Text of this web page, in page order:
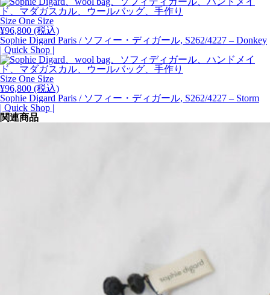
個
Size One Size
¥96,800 (税込)
Sophie Digard Paris / ソフィー・ディガール, S262/4227 – Donkey
| Quick Shop |
Size One Size
¥96,800 (税込)
Sophie Digard Paris / ソフィー・ディガール, S262/4227 – Storm
| Quick Shop |
関連商品